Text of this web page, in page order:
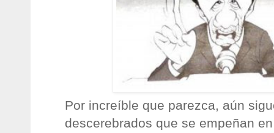
Por increíble que parezca, aún
descerebrados que se empeñan